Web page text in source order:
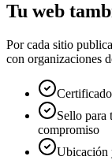
Tu web
Por cada sitio
con organizaciones
Sello para
compromiso
Ubicación